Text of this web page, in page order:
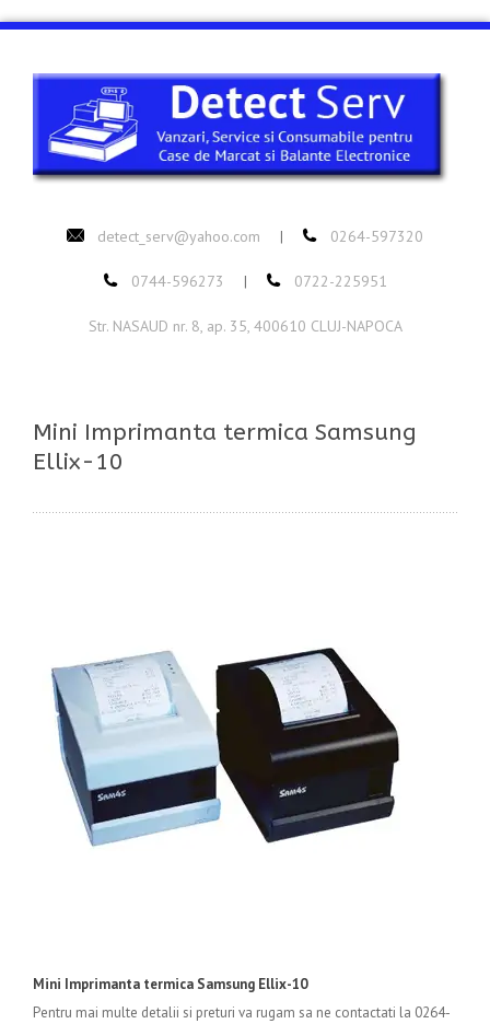
detect_serv@yahoo.com 0264-597320
0744-596273 0722-225951
Str. NASAUD nr. 8, ap. 35, 400610 CLUJ-NAPOCA
Mini Imprimanta termica Samsung
Ellix-10
Mini Imprimanta termica Samsung Ellix-10
Pentru mai multe detalii si preturi va rugam sa ne contactati la 0264-